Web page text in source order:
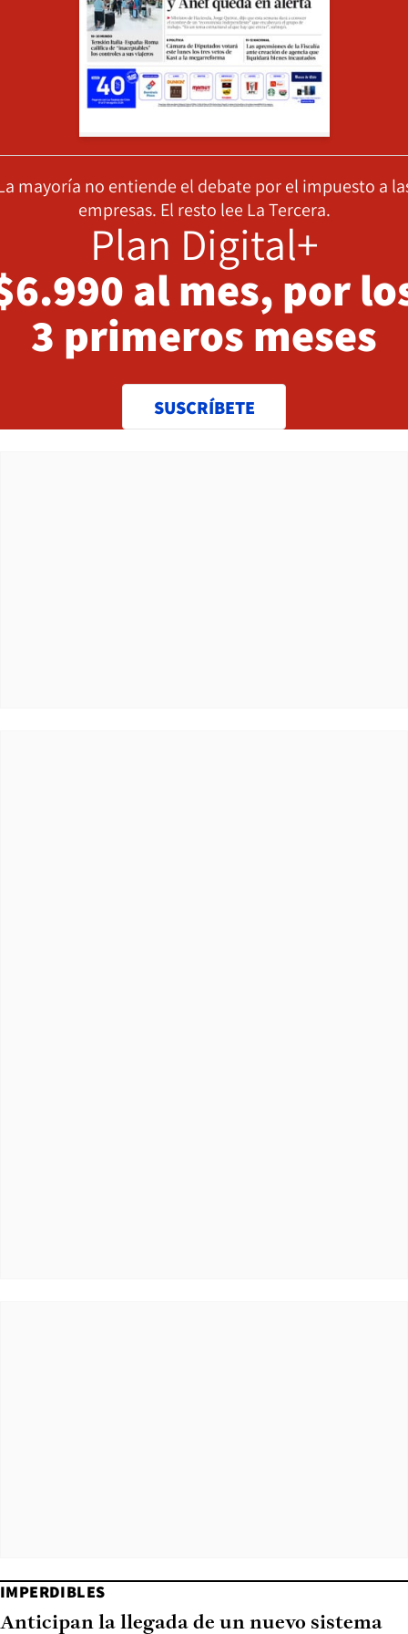
mayoría no entiende el debate por el impuesto a
empresas. El resto lee La Tercera.
Plan Digital+
al mes, por
3 primeros meses
SUSCRÍBETE
IMPERDIBLES
Anticipan la llegada de un nuevo sistema